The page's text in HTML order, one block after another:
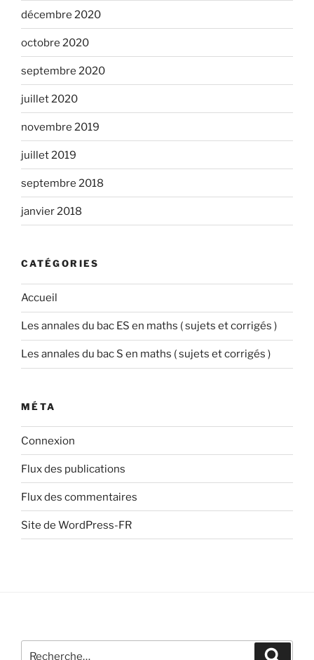
décembre 2020
octobre 2020
septembre 2020
juillet 2020
novembre 2019
juillet 2019
septembre 2018
janvier 2018
CATÉGORIES
Accueil
Les annales du bac ES en maths ( sujets et corrigés )
Les annales du bac S en maths ( sujets et corrigés )
MÉTA
Connexion
Flux des publications
Flux des commentaires
Site de WordPress-FR